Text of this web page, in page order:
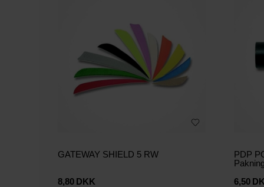
GATEWAY SHIELD 5 RW
8,80 DKK
PDP
6,50